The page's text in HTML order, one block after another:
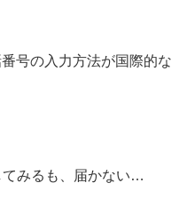
号の入力方法が国際的な
てみるも、届かない…